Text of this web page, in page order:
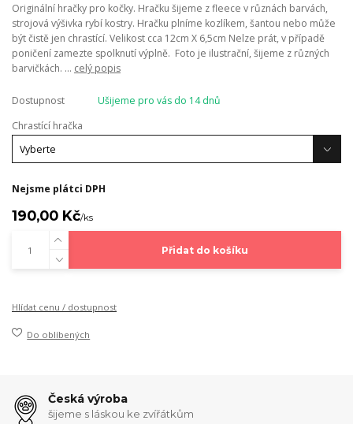
Originální hračky pro kočky. Hračku šijeme z fleece v různách barvách,
strojová výšivka rybí kostry. Hračku plníme kozlíkem, šantou nebo může
být čistě jen chrastící. Velikost cca 12cm X 6,5cm Nelze prát, v případě
poničení zamezte spolknutí výplně. Foto je ilustrační, šijeme z různých
barvičkách. ... celý popis
Dostupnost
Ušijeme pro vás do 14 dnů
Chrastící hračka
Nejsme plátci DPH
190,00 Kč/ks
Přidat do košíku
Hlídat cenu / dostupnost
Do oblíbených
Česká výroba
šijeme s láskou ke zvířátkům